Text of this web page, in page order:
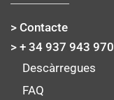
> Contacte
> + 34 937 943 970
Descàrregues
FAQ